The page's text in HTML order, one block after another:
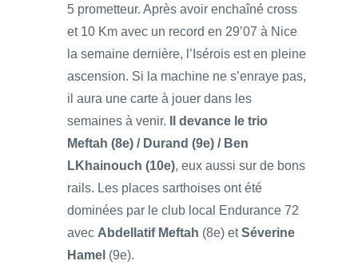
5 prometteur. Après avoir enchaîné cross
et 10 Km avec un record en 29’07 à Nice
la semaine dernière, l’Isérois est en pleine
ascension. Si la machine ne s’enraye pas,
il aura une carte à jouer dans les
semaines à venir.
Il devance le trio
Meftah (8e) / Durand (9e) / Ben
LKhainouch (10e), eux aussi sur de bons
rails. Les places sarthoises ont été
dominées par le club local Endurance 72
avec Abdellatif Meftah (8e) etSéverine
Hamel (9e).